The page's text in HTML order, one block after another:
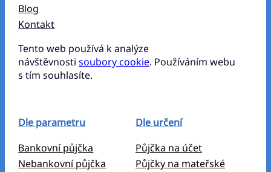
Blog
Kontakt
Tento web používá k analýze
návštěvnostisoubory cookie. Používáním webu
s tím souhlasíte.
Dle parametru
Bankovní půjčka
Nebankovní půjčka
Dle určení
Půjčka na účet
Půjčky na mateřské